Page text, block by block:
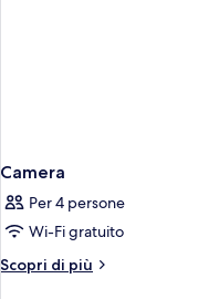
Camera
Per 4 persone
Wi-Fi gratuito
Scopri di più
Altri